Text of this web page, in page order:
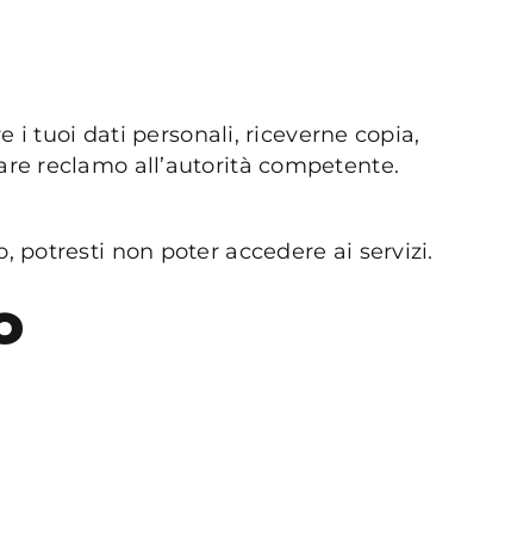
i tuoi dati personali, riceverne copia,
reclamo all’autorità competente.
potresti non poter accedere ai servizi.